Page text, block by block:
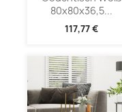
80x80x36,5...
117,77 €